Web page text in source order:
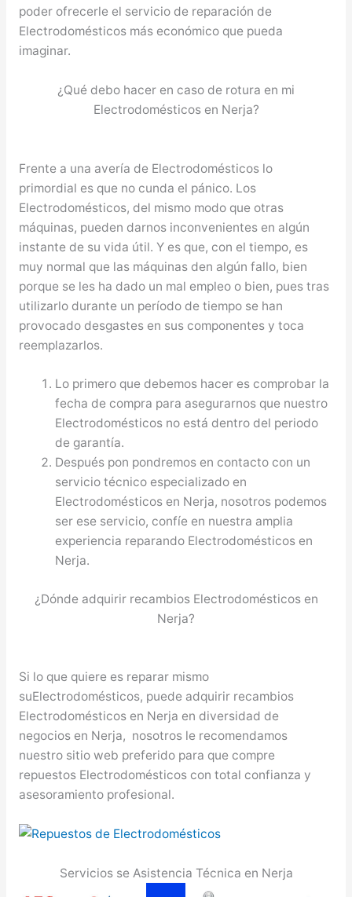
poder ofrecerle el servicio de reparación de
Electrodomésticos más económico que pueda
imaginar.
¿Qué debo hacer en caso de rotura en mi
Electrodomésticos en Nerja?
Frente a una avería de Electrodomésticos lo
primordial es que no cunda el pánico. Los
Electrodomésticos, del mismo modo que otras
máquinas, pueden darnos inconvenientes en algún
instante de su vida útil. Y es que, con el tiempo, es
muy normal que las máquinas den algún fallo, bien
porque se les ha dado un mal empleo o bien, pues tras
utilizarlo durante un período de tiempo se han
provocado desgastes en sus componentes y toca
reemplazarlos.
Lo primero que debemos hacer es comprobar la
fecha de compra para asegurarnos que nuestro
Electrodomésticos no está dentro del periodo
de garantía.
Después pon pondremos en contacto con un
servicio técnico especializado en
Electrodomésticos en Nerja, nosotros podemos
ser ese servicio, confíe en nuestra amplia
experiencia reparando Electrodomésticos en
Nerja.
¿Dónde adquirir recambios Electrodomésticos en
Nerja?
Si lo que quiere es reparar mismo
suElectrodomésticos, puede adquirir recambios
Electrodomésticos en Nerja en diversidad de
negocios en Nerja, nosotros le recomendamos
nuestro sitio web preferido para que compre
repuestos Electrodomésticos con total confianza y
asesoramiento profesional.
Servicios se Asistencia Técnica en Nerja